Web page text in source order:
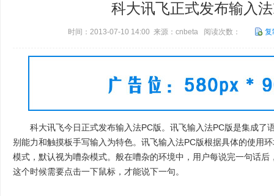
科大讯飞正式发布输入法
时间：2013-07-10 14:00 来源：cnbeta 阅读次数： 复
科大讯飞今日正式发布输入法PC版。讯飞输入法PC版是集成了
别能力和触摸板手写输入为特色。讯飞输入法PC版根据具体的使用
模式，默认视为嘈杂模式。般在嘈杂的环境中，用户每说完一句话
这个时候需要点击一下鼠标，才能说下一句。